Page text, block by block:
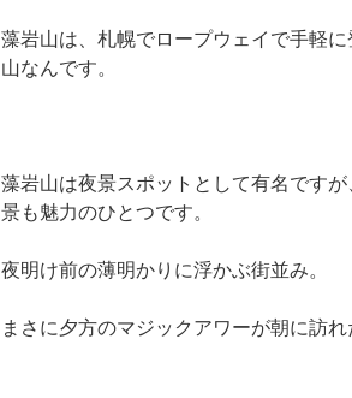
藻岩山は、札幌でロープウェイで手軽
山なんです。
藻岩山は夜景スポットとして有名です
景も魅力のひとつです。
夜明け前の薄明かりに浮かぶ街並み。
まさに夕方のマジックアワーが朝に訪れ